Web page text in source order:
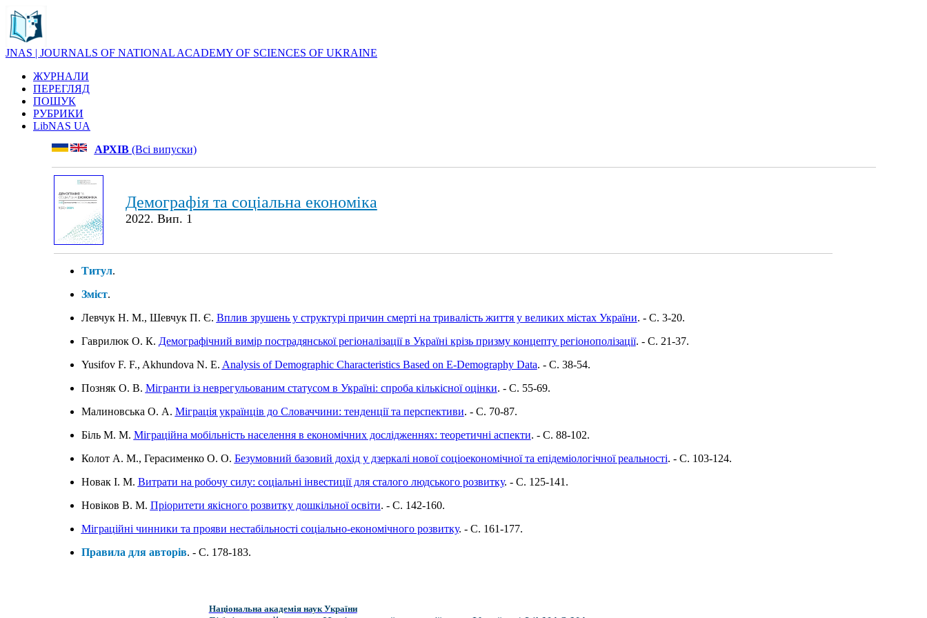
JNAS | JOURNALS OF NATIONAL ACADEMY OF SCIENCES OF UKRAINE
ЖУРНАЛИ
ПЕРЕГЛЯД
ПОШУК
РУБРИКИ
LibNAS UA
АРХІВ(Всі випуски)
Демографія та соціальна економіка
2022. Вип. 1
Титул.
Зміст.
Лeвчук Н. М., Шевчук П. Є. Вплив зрушень у структурі причин смерті на тривалість життя у великих містах України. - C. 3-20.
Гаврилюк О. К. Демографічний вимір пострадянської регіоналізації в Україні крізь призму концепту регіонополізації. - C. 21-37.
Yusifov F. F., Akhundova N. E. Analysis of Demographic Characteristics Based on E-Demography Data. - C. 38-54.
Позняк О. В. Мігранти із неврегульованим статусом в Україні: спроба кількісної оцінки. - C. 55-69.
Малиновська О. А. Міграція українців до Словаччини: тенденції та перспективи. - C. 70-87.
Біль М. М. Міграційна мобільність населення в економічних дослідженнях: теоретичні аспекти. - C. 88-102.
Колот А. М., Герасименко О. О. Безумовний базовий дохід у дзеркалі нової соціоекономічної та епідеміологічної реальності. - C. 103-124.
Новак І. М. Витрати на робочу силу: соціальні інвестиції для сталого людського розвитку. - C. 125-141.
Новіков В. М. Пріоритети якісного розвитку дошкільної освіти. - C. 142-160.
Міграційні чинники та прояви нестабільності соціально-економічного розвитку. - C. 161-177.
Правила для авторів. - C. 178-183.
Національна академія наук України